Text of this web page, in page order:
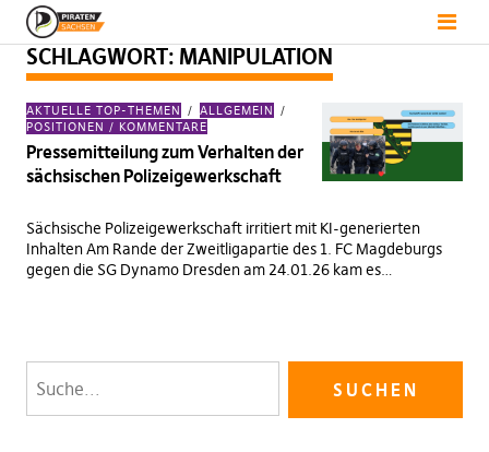
SCHLAGWORT: MANIPULATION
AKTUELLE TOP-THEMEN
ALLGEMEIN
POSITIONEN / KOMMENTARE
Pressemitteilung zum Verhalten der
sächsischen Polizeigewerkschaft
Sächsische Polizeigewerkschaft irritiert mit KI-generierten
Inhalten Am Rande der Zweitligapartie des 1. FC Magdeburgs
gegen die SG Dynamo Dresden am 24.01.26 kam es…